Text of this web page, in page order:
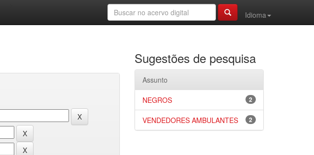
Idioma
Sugestões de pesquisa
Assunto
2
NEGROS
2
VENDEDORES AMBULANTES